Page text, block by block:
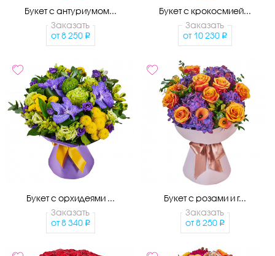
Букет с антуриумом...
Заказать
от 8 250
Букет с крокосмией...
Заказать
от 10 230
Букет с орхидеями ...
Заказать
от 8 340
Букет с розами и г...
Заказать
от 8 250